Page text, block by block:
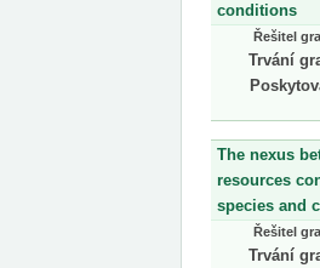
conditions
Řešitel
Trvání
The nexus
resources
species and
Řešitel
Trvání